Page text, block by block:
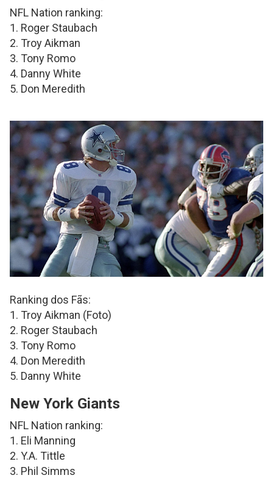
NFL Nation ranking:
1. Roger Staubach
2. Troy Aikman
3. Tony Romo
4. Danny White
5. Don Meredith
Ranking dos Fãs:
1. Troy Aikman (Foto)
2. Roger Staubach
3. Tony Romo
4. Don Meredith
5. Danny White
New York Giants
NFL Nation ranking:
1. Eli Manning
2. Y.A. Tittle
3. Phil Simms